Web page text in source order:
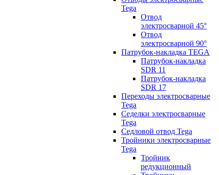
Tega
Отвод
электросварной 45°
Отвод
электросварной 90°
Патрубок-накладка TEGA
Патрубок-накладка
SDR 11
Патрубок-накладка
SDR 17
Переходы электросварные
Tega
Седелки электросварные
Tega
Седловой отвод Tega
Тройники электросварные
Tega
Тройник
редукционный